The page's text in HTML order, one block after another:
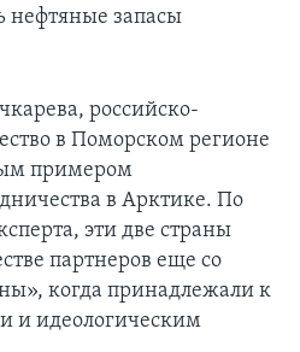
нефтяные запасы
российско-
в Поморском регионе
примером
в Арктике. По
эти две страны
партнеров еще со
когда принадлежали к
и идеологическим